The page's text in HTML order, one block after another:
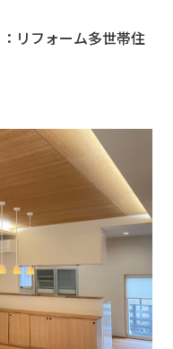
リフォーム多世帯住